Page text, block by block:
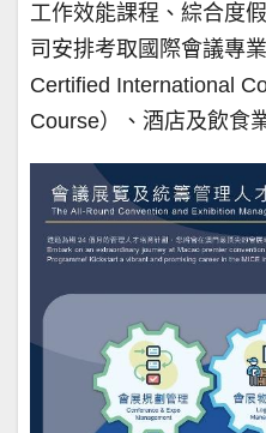
工作效能課程、綜合度
司安排考取國際會議專
Certified International
Course）、酒店及飲食